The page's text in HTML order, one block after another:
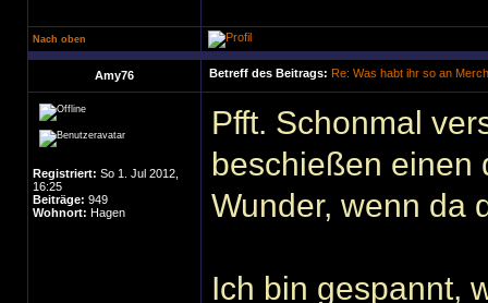
Nach oben
Amy76 Betreff des Beitrags: Re: Was habt ihr so an
Registriert: So 1. Jul 2012,
16:25
Beiträge: 949
Wohnort: Hagen
Pfft. Schonmal
beschießen einen
Wunder, wenn da
Ich bin gespannt,